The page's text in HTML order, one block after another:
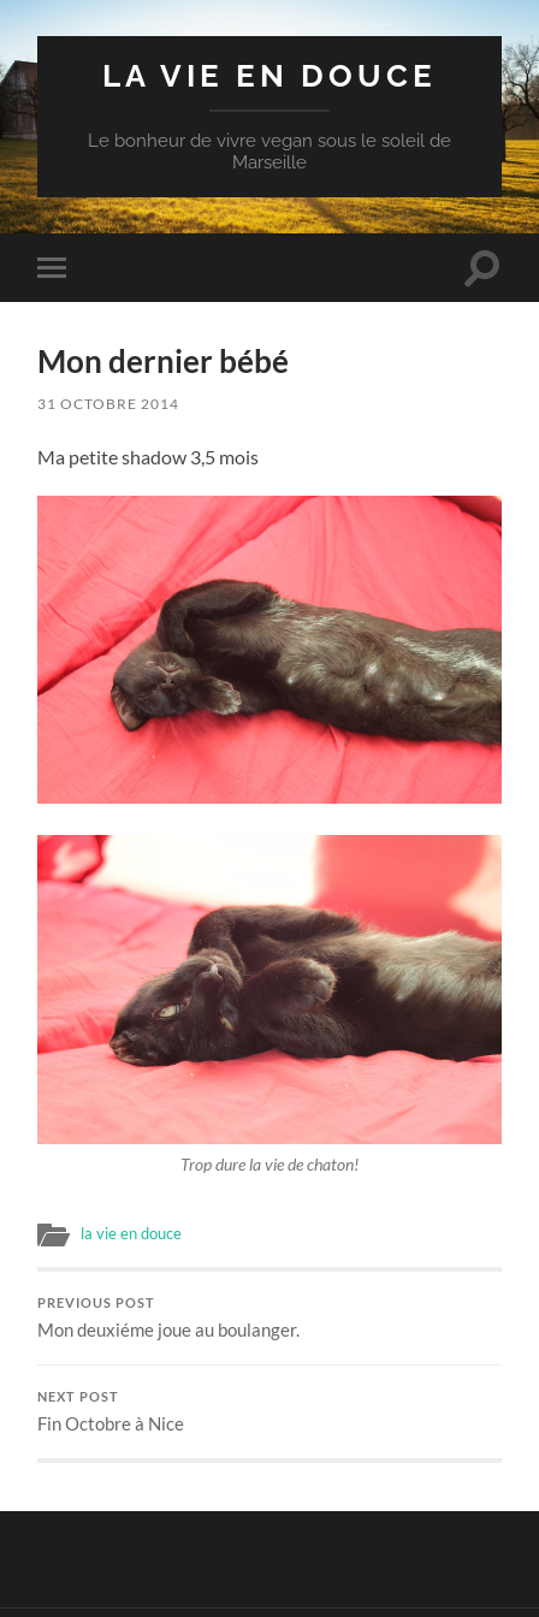
LA VIE EN DOUCE
Le bonheur de vivre vegan sous le soleil de
Marseille
Toggle
mobile
Toggle
Mon dernier bébé
31 OCTOBRE 2014
Ma petite shadow 3,5 mois
Trop dure la vie de chaton!
la vie en douce
PREVIOUS POST
Mon deuxiéme joue au boulanger.
NEXT POST
Fin Octobre à Nice